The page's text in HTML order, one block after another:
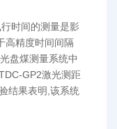
时间的测量是影
高精度时间间隔
盘煤测量系统中
GP2激光测距
结果表明,该系统